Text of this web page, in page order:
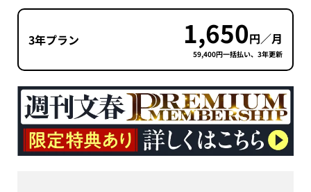
3年プラン 1,650円／月
59,400円一括払い、3年更新